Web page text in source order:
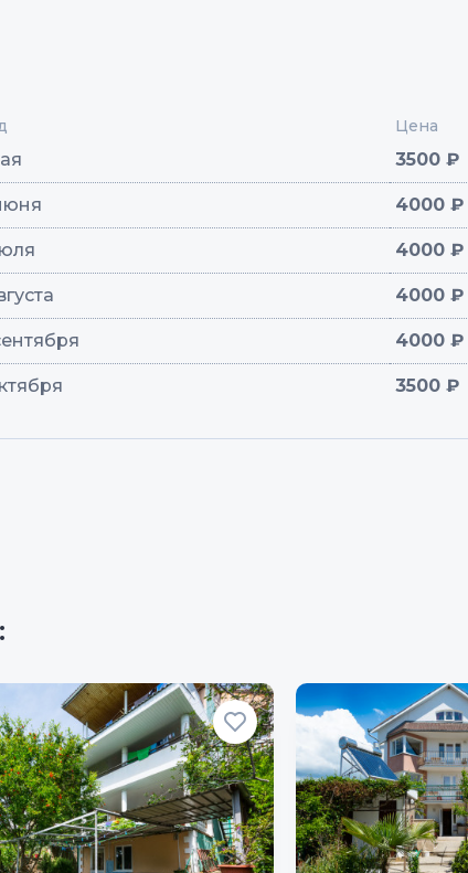
Цена
3500 ₽
4000 ₽
4000 ₽
4000 ₽
4000 ₽
3500 ₽